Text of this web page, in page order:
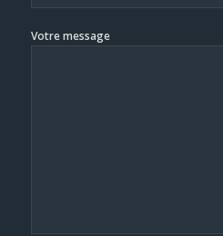
Votre message